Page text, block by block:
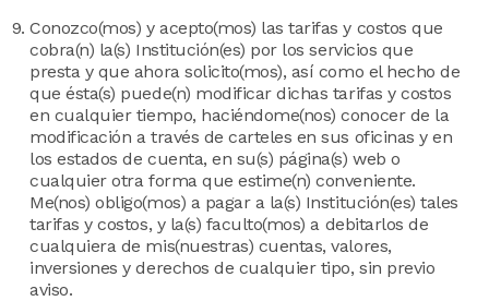
Conozco(mos) y acepto(mos) las tarifas y costos que
cobra(n) la(s) Institución(es) por los servicios que
presta y que ahora solicito(mos), así como el hecho de
que ésta(s) puede(n) modificar dichas tarifas y costos
en cualquier tiempo, haciéndome(nos) conocer de la
modificación a través de carteles en sus oficinas y en
los estados de cuenta, en su(s) página(s) web o
cualquier otra forma que estime(n) conveniente.
Me(nos) obligo(mos) a pagar a la(s) Institución(es) tales
tarifas y costos, y la(s) faculto(mos) a debitarlos de
cualquiera de mis(nuestras) cuentas, valores,
inversiones y derechos de cualquier tipo, sin previo
aviso.